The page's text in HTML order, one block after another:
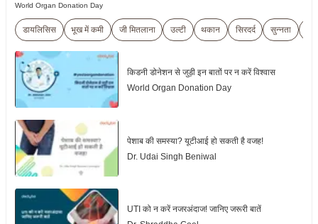
World Organ Donation Day
डायलिसिस भूख में कमी जी मितलाना उल्टी थकान सिरदर्द सुन्नता
किडनी डोनेशन से जुड़ी इन बातों पर न करें विश्वास
World Organ Donation Day
पेशाब की समस्या? यूटीआई हो सकती है वजह!
Dr. Udai Singh Beniwal
UTI को न करें नजरअंदाज! जानिए जरूरी बातें